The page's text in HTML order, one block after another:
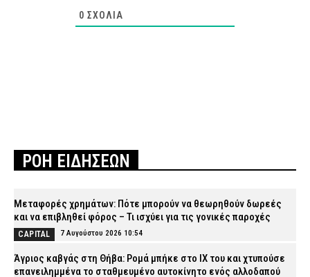
0 ΣΧΌΛΙΑ
ΡΟΗ ΕΙΔΗΣΕΩΝ
Μεταφορές χρημάτων: Πότε μπορούν να θεωρηθούν δωρεές
και να επιβληθεί φόρος – Τι ισχύει για τις γονικές παροχές
CAPITAL 7 Αυγούστου 2026 10:54
Άγριος καβγάς στη Θήβα: Ρομά μπήκε στο ΙΧ του και χτυπούσε
επανειλημμένα το σταθμευμένο αυτοκίνητο ενός αλλοδαπού